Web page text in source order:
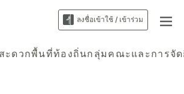
ลงชื่อเข้าใช้ / เข้าร่วม
ะดวกพื้นที่ท้องถิ่นกลุ่มคณะและการจั